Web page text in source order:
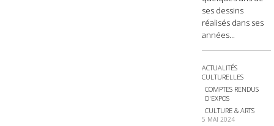
ses dessins
réalisés dans ses
années...
ACTUALITÉS
CULTURELLES
COMPTES RENDUS
D'EXPOS
CULTURE & ARTS
5 MAI 2024